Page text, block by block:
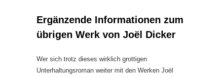
Ergänzende Informationen zum
übrigen Werk von Joël Dicker
Wer sich trotz dieses wirklich grottigen
Unterhaltungsroman weiter mit den Werken Joël